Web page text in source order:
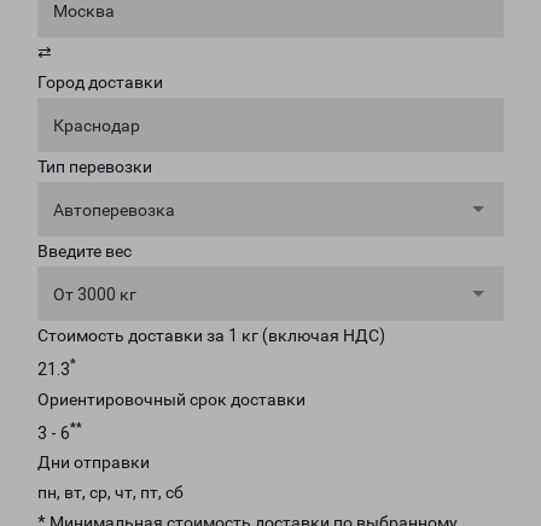
Москва
⇄
Город доставки
Краснодар
Тип перевозки
Автоперевозка
Введите вес
От 3000 кг
Стоимость доставки за 1 кг (включая НДС)
21.3*
Ориентировочный срок доставки
3 - 6**
Дни отправки
пн, вт, ср, чт, пт, сб